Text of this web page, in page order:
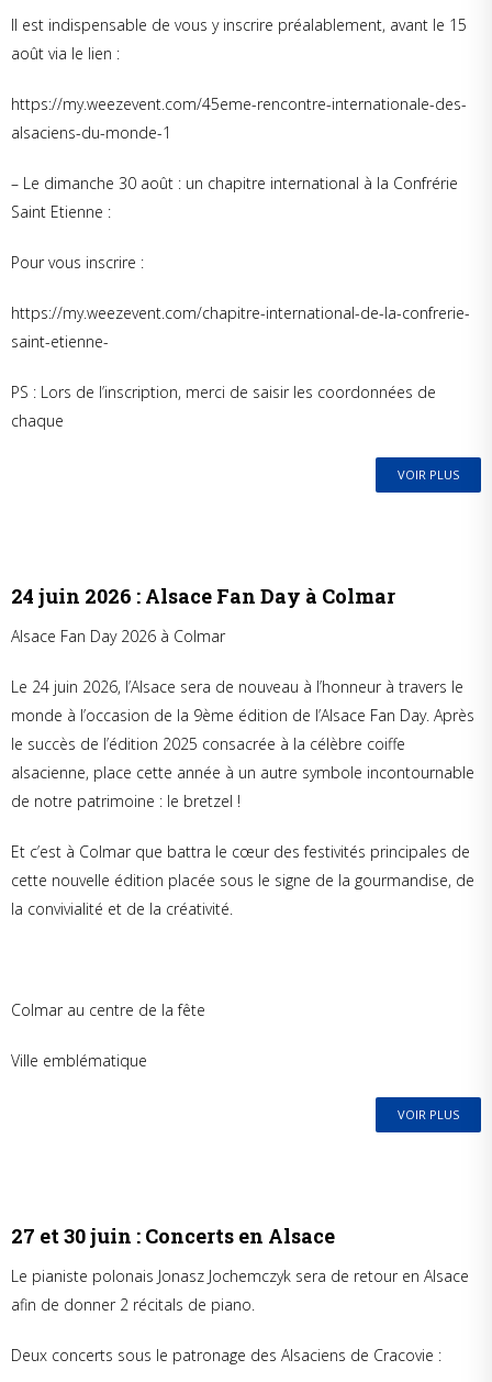
Il est indispensable de vous y inscrire préalablement, avant le 15
août via le lien :
https://my.weezevent.com/45eme-rencontre-internationale-des-
alsaciens-du-monde-1
– Le dimanche 30 août : un chapitre international à la Confrérie
Saint Etienne :
Pour vous inscrire :
https://my.weezevent.com/chapitre-international-de-la-confrerie-
saint-etienne-
PS : Lors de l’inscription, merci de saisir les coordonnées de
chaque
VOIR PLUS
24 juin 2026 : Alsace Fan Day à Colmar
Alsace Fan Day 2026 à Colmar
Le 24 juin 2026, l’Alsace sera de nouveau à l’honneur à travers le
monde à l’occasion de la 9ème édition de l’Alsace Fan Day. Après
le succès de l’édition 2025 consacrée à la célèbre coiffe
alsacienne, place cette année à un autre symbole incontournable
de notre patrimoine : le bretzel !
Et c’est à Colmar que battra le cœur des festivités principales de
cette nouvelle édition placée sous le signe de la gourmandise, de
la convivialité et de la créativité.
Colmar au centre de la fête
Ville emblématique
VOIR PLUS
27 et 30 juin : Concerts en Alsace
Le pianiste polonais Jonasz Jochemczyk sera de retour en Alsace
afin de donner 2 récitals de piano.
Deux concerts sous le patronage des Alsaciens de Cracovie :